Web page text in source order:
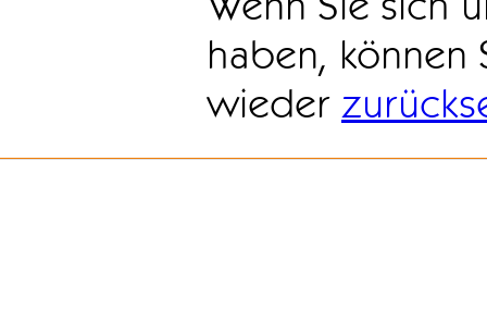
haben, können
wieder